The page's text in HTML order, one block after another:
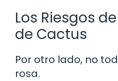
Los Riesgos
de Cactus
Por otro lado, no
rosa.